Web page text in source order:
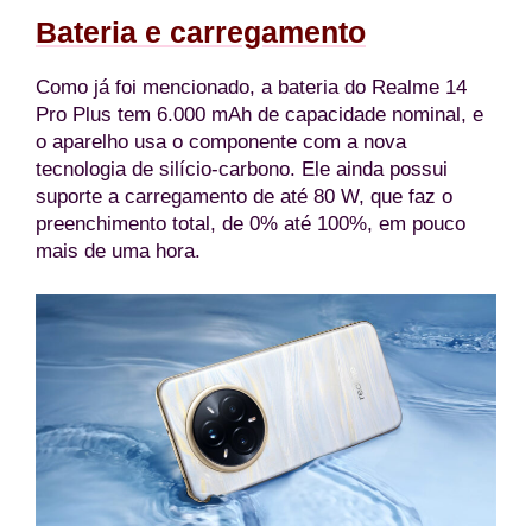
Bateria e carregamento
Como já foi mencionado, a bateria do Realme 14
Pro Plus tem 6.000 mAh de capacidade nominal, e
o aparelho usa o componente com a nova
tecnologia de silício-carbono. Ele ainda possui
suporte a carregamento de até 80 W, que faz o
preenchimento total, de 0% até 100%, em pouco
mais de uma hora.